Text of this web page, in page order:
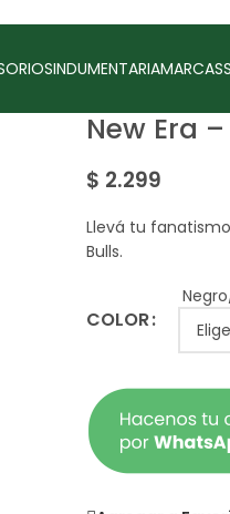
INDUMENTARIAMARCAS
New Era
$ 2.299
Llevá tu
Bulls.
COLOR